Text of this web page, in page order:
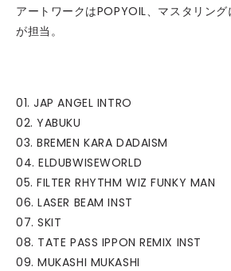
アートワークはPOPYOIL、マスタリング
が担当。
01. JAP ANGEL INTRO
02. YABUKU
03. BREMEN KARA DADAISM
04. ELDUBWISEWORLD
05. FILTER RHYTHM WIZ FUNKY MAN
06. LASER BEAM INST
07. SKIT
08. TATE PASS IPPON REMIX INST
09. MUKASHI MUKASHI